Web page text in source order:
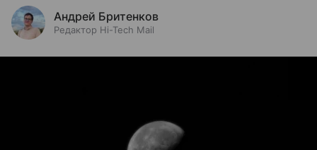
Андрей Бритенков
Редактор Hi-Tech Mail